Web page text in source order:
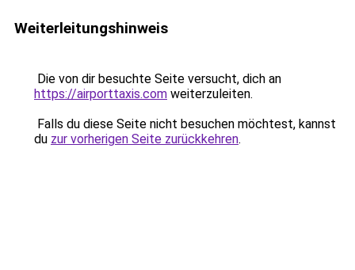
Weiterleitungshinweis
Die von dir besuchte Seite versucht, dich an
https://airporttaxis.com weiterzuleiten.
Falls du diese Seite nicht besuchen möchtest, kannst
du zur vorherigen Seite zurückkehren.